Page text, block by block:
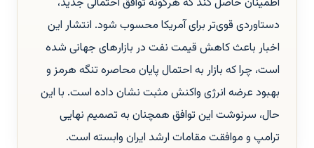
دستاوردی قوی‌تر برای آمریکا محسوب شود. انتشار این
اخبار باعث کاهش قیمت نفت در بازارهای جهانی شده
است، چرا که بازار به احتمال پایان محاصره تنگه هرمز و
بهبود عرضه انرژی واکنش مثبت نشان داده است. با این
حال، سرنوشت این توافق همچنان به تصمیم نهایی
ترامپ و موافقت مقامات ارشد ایران وابسته است.